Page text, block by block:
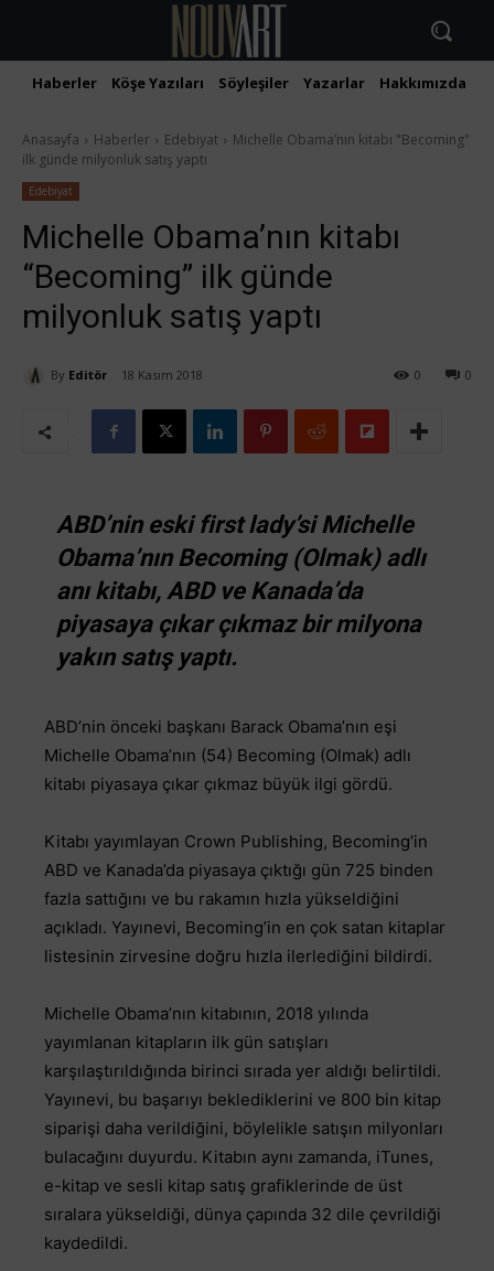
Haberler Köşe Yazıları Söyleşiler Yazarlar Hakkımızda
Anasayfa Haberler Edebiyat
Michelle Obama’nın kitabı "Becoming"
ilk günde milyonluk satış yaptı
Edebiyat
Michelle Obama’nın kitabı
“Becoming” ilk günde
milyonluk satış yaptı
By Editör 18 Kasım 2018 0
0
ABD’nin eski first lady’si Michelle
Obama’nın Becoming (Olmak) adlı
anı kitabı, ABD ve Kanada’da
piyasaya çıkar çıkmaz bir milyona
yakın satış yaptı.
ABD’nin önceki başkanı Barack Obama’nın eşi
Michelle Obama’nın (54) Becoming (Olmak) adlı
kitabı piyasaya çıkar çıkmaz büyük ilgi gördü.
Kitabı yayımlayan Crown Publishing, Becoming’in
ABD ve Kanada’da piyasaya çıktığı gün 725 binden
fazla sattığını ve bu rakamın hızla yükseldiğini
açıkladı. Yayınevi, Becoming’in en çok satan kitaplar
listesinin zirvesine doğru hızla ilerlediğini bildirdi.
Michelle Obama’nın kitabının, 2018 yılında
yayımlanan kitapların ilk gün satışları
karşılaştırıldığında birinci sırada yer aldığı belirtildi.
Yayınevi, bu başarıyı beklediklerini ve 800 bin kitap
siparişi daha verildiğini, böylelikle satışın milyonları
bulacağını duyurdu. Kitabın aynı zamanda, iTunes,
e-kitap ve sesli kitap satış grafiklerinde de üst
sıralara yükseldiği, dünya çapında 32 dile çevrildiği
kaydedildi.